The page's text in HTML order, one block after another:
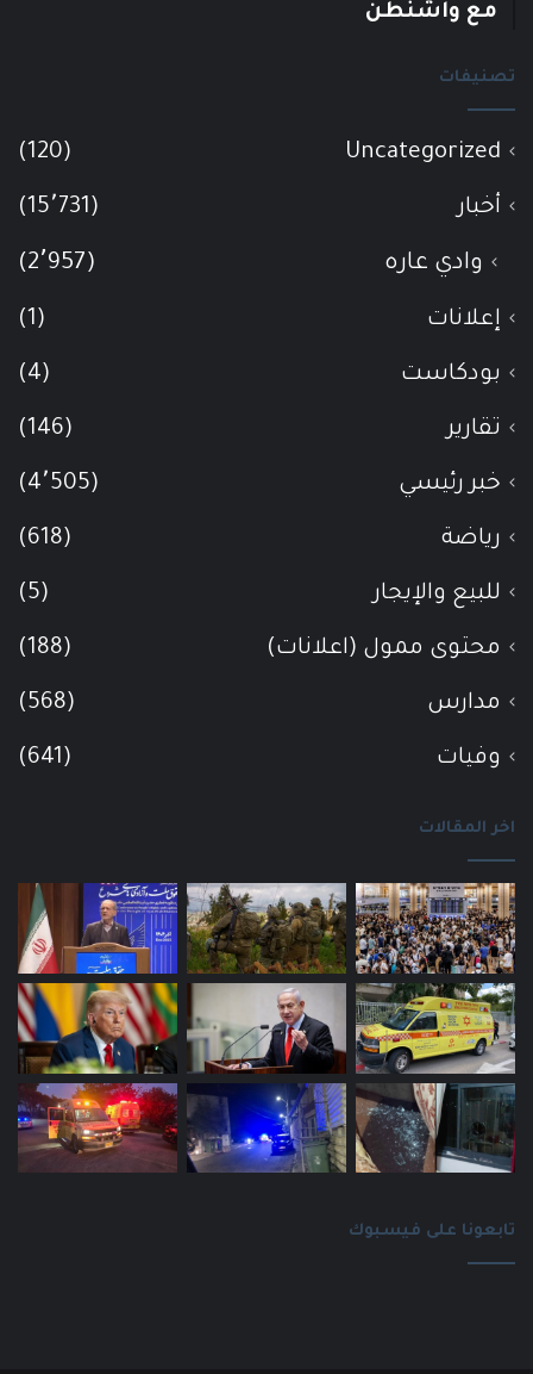
مع واشنطن
تصنيفات
Uncategorized
(120)
أخبار (15٬731)
وادي عاره (2٬957)
إعلانات (1)
بودكاست (4)
تقارير (146)
خبر رئيسي (4٬505)
رياضة (618)
للبيع والإيجار (5)
محتوى ممول (اعلانات) (188)
مدارس (568)
وفيات (641)
اخر المقالات
تابعونا على فيسبوك